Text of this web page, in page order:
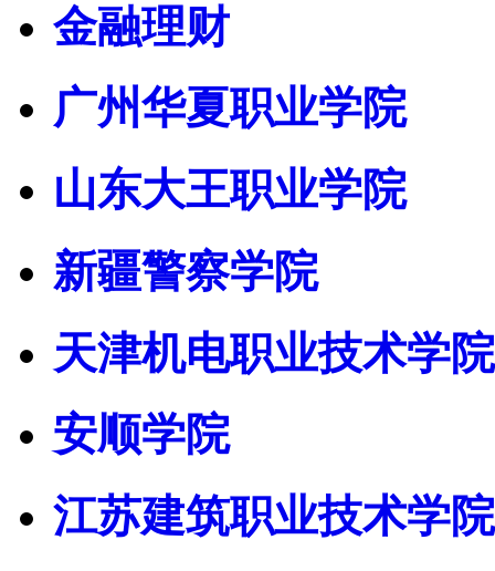
金融理财
广州华夏职业学院
山东大王职业学院
新疆警察学院
天津机电职业技术学院
安顺学院
江苏建筑职业技术学院